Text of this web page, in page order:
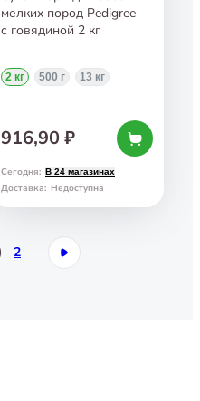
мелких пород Pedigree
с говядиной 2 кг
2 кг 500 г 13 кг
916,90 ₽
Сегодня: В 24 магазинах
Доставка: Недоступна
2